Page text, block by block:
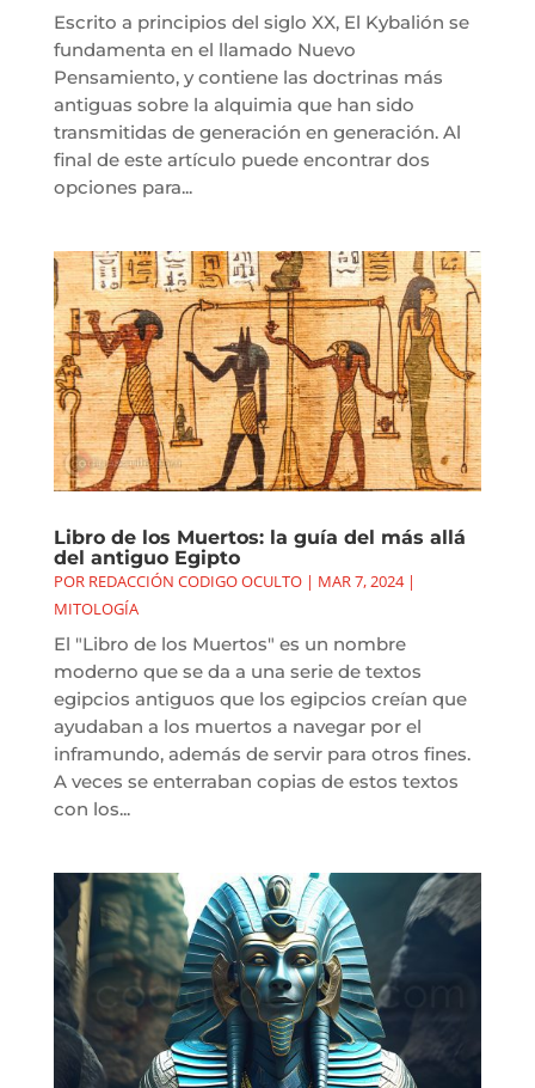
Escrito a principios del siglo XX, El Kybalión se
fundamenta en el llamado Nuevo
Pensamiento, y contiene las doctrinas más
antiguas sobre la alquimia que han sido
transmitidas de generación en generación. Al
final de este artículo puede encontrar dos
opciones para...
Libro de los Muertos: la guía del más allá
del antiguo Egipto
POR REDACCIÓN CODIGO OCULTO| MAR 7, 2024|
MITOLOGÍA
El "Libro de los Muertos" es un nombre
moderno que se da a una serie de textos
egipcios antiguos que los egipcios creían que
ayudaban a los muertos a navegar por el
inframundo, además de servir para otros fines.
A veces se enterraban copias de estos textos
con los...